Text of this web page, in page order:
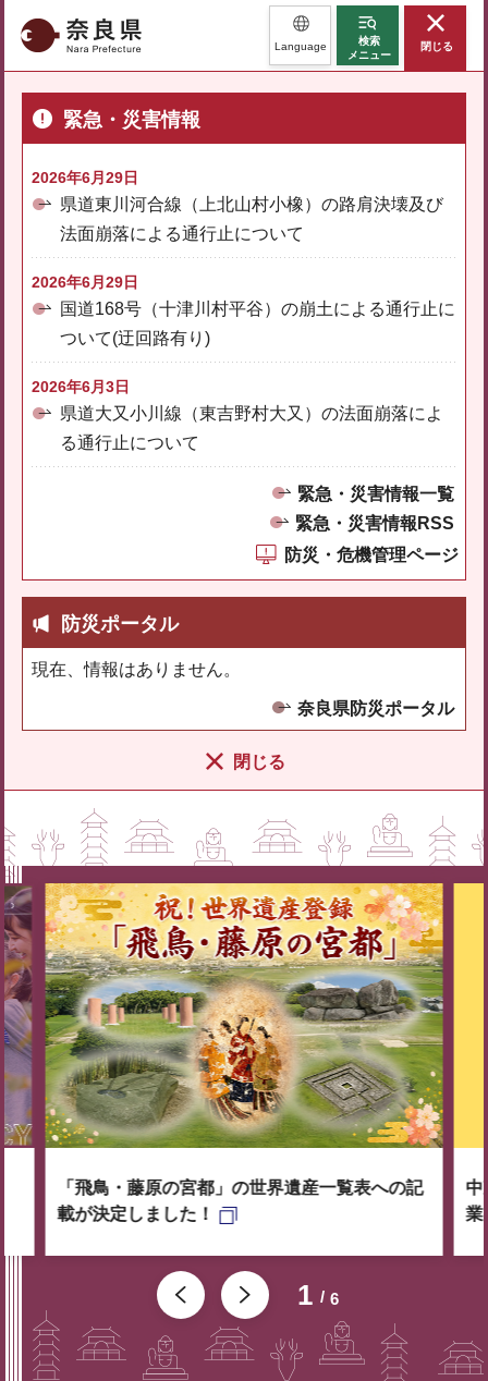
奈良県 Language
検索
メニュー
閉じる
緊急・災害情報
2026年6月29日
県道東川河合線（上北山村小橡）の路肩決壊及び
法面崩落による通行止について
2026年6月29日
国道168号（十津川村平谷）の崩土による通行止に
ついて(迂回路有り)
2026年6月3日
県道大又小川線（東吉野村大又）の法面崩落によ
る通行止について
緊急・災害情報一覧
緊急・災害情報RSS
防災・危機管理ページ
防災ポータル
現在、情報はありません。
奈良県防災ポータル
閉じる
1 6
「飛鳥・藤原の宮都」の世界遺産一覧表への記
載が決定しました！
中
業